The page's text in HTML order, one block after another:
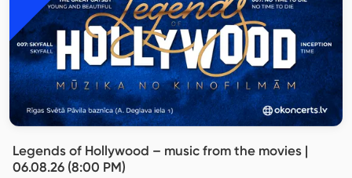
Legends of Hollywood – music from the movies |
06.08.26 (8:00 PM)